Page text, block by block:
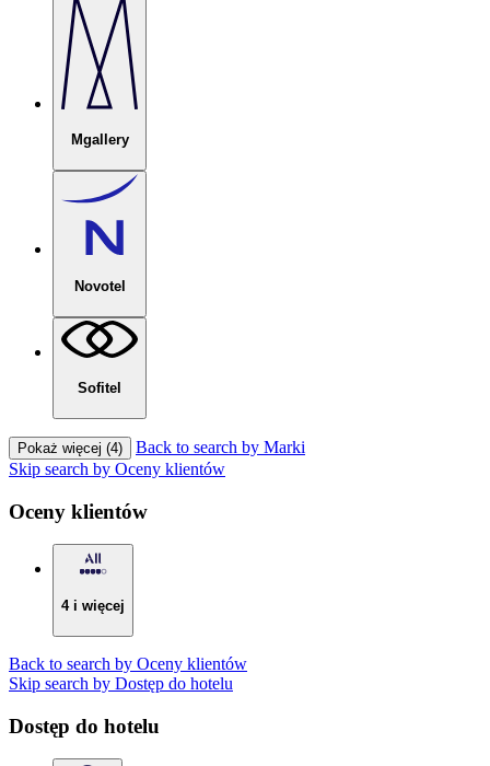
Mgallery
Novotel
Sofitel
Pokaż więcej (4)
Back to search by Marki
Skip search by Oceny klientów
Oceny klientów
4 i więcej
Back to search by Oceny klientów
Skip search by Dostęp do hotelu
Dostęp do hotelu